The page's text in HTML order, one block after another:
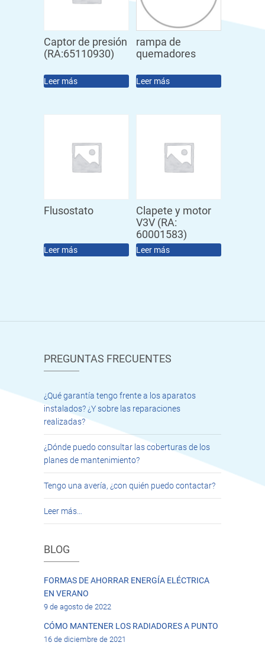
Captor de presión
(RA:65110930)
Leer más
rampa de
quemadores
Leer más
Flusostato
Leer más
Clapete y motor
V3V (RA:
60001583)
Leer más
PREGUNTAS FRECUENTES
¿Qué garantía tengo frente a los aparatos
instalados? ¿Y sobre las reparaciones
realizadas?
¿Dónde puedo consultar las coberturas de los
planes de mantenimiento?
Tengo una avería, ¿con quién puedo contactar?
Leer más…
BLOG
FORMAS DE AHORRAR ENERGÍA ELÉCTRICA
EN VERANO
9 de agosto de 2022
CÓMO MANTENER LOS RADIADORES A PUNTO
16 de diciembre de 2021